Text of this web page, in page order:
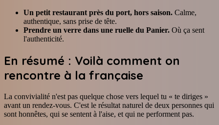
Un petit restaurant près du port, hors saison. Calme,
authentique, sans prise de tête.
Prendre un verre dans une ruelle du Panier. Où ça sent
l'authenticité.
En résumé : Voilà comment on
rencontre à la française
La convivialité n'est pas quelque chose vers lequel tu « te diriges »
avant un rendez-vous. C'est le résultat naturel de deux personnes qui
sont honnêtes, qui se sentent à l'aise, et qui ne performent pas.